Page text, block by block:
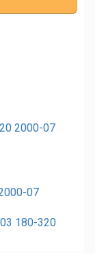
2000-07
07
180-320